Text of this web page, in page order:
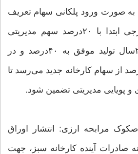
صورت ورود پلکانی سهام تعریف
می‌شود؛ شریک خارجی ابتدا با ۲۰درصد سهم مدیریتی
وارد شده، پس از ۲سال تولید موفق به ۴۰‌درصد و در
به سقف ۴۹درصد از سهام کارخانه جدید می‌رسد تا
و پویایی مدیریتی تضمین شود.
مرابحه ارزی: انتشار اوراق
صادرات آینده کارخانه سبز، جهت